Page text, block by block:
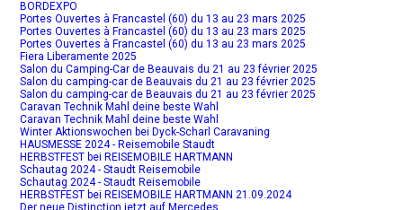
BORDEXPO
Portes Ouvertes à Francastel (60) du 13 au 23 mars 2025
Portes Ouvertes à Francastel (60) du 13 au 23 mars 2025
Portes Ouvertes à Francastel (60) du 13 au 23 mars 2025
Fiera Liberamente 2025
Salon du Camping-Car de Beauvais du 21 au 23 février 2025
Salon du camping-car de Beauvais du 21 au 23 février 2025
Salon du camping-car de Beauvais du 21 au 23 février 2025
Caravan Technik Mahl deine beste Wahl
Caravan Technik Mahl deine beste Wahl
Winter Aktionswochen bei Dyck-Scharl Caravaning
HAUSMESSE 2024 - Reisemobile Staudt
HERBSTFEST bei REISEMOBILE HARTMANN
Schautag 2024 - Staudt Reisemobile
Schautag 2024 - Staudt Reisemobile
HERBSTFEST bei REISEMOBILE HARTMANN 21.09.2024
Der neue Distinction jetzt auf Mercedes